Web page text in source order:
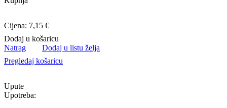
Cijena: 7,15 €
Dodaj u košaricu
Natrag
Dodaj u listu želja
Pregledaj košaricu
Upute
Upotreba: